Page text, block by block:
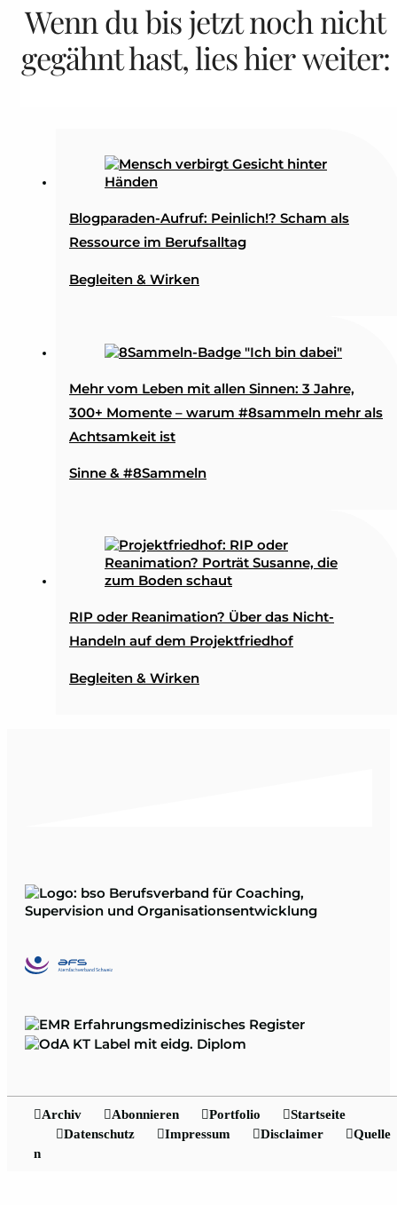
Wenn du bis jetzt noch nicht
gegähnt hast, lies hier weiter:
Blogparaden-Aufruf: Peinlich!? Scham als
Ressource im Berufsalltag
Begleiten & Wirken
Mehr vom Leben mit allen Sinnen: 3 Jahre,
300+ Momente – warum #8sammeln mehr als
Achtsamkeit ist
Sinne & #8Sammeln
RIP oder Reanimation? Über das Nicht-
Handeln auf dem Projektfriedhof
Begleiten & Wirken
Archiv Abonnieren Portfolio
Startseite
Datenschutz
Impressum Disclaimer
Quelle
n